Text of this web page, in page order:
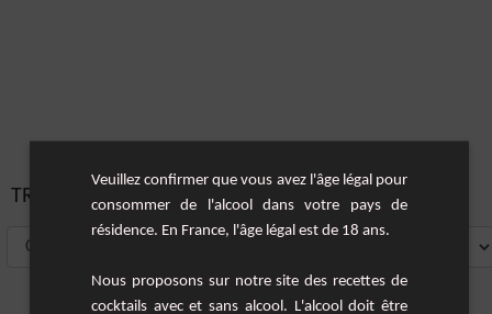
TRIER PAR:
Veuillez confirmer que vous avez l'âge légal pour
consommer de l'alcool dans votre pays de
résidence. En France, l'âge légal est de 18 ans.
Nous proposons sur notre site des recettes de
cocktails avec et sans alcool. L'alcool doit être